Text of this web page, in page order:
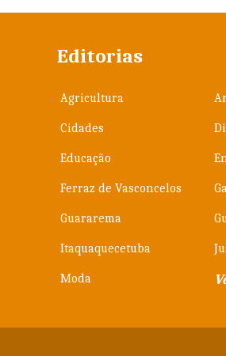
Editorias
Agricultura
Cidades
Educação
Ferraz de Vasconcelos
Guararema
Itaquaquecetuba
Moda